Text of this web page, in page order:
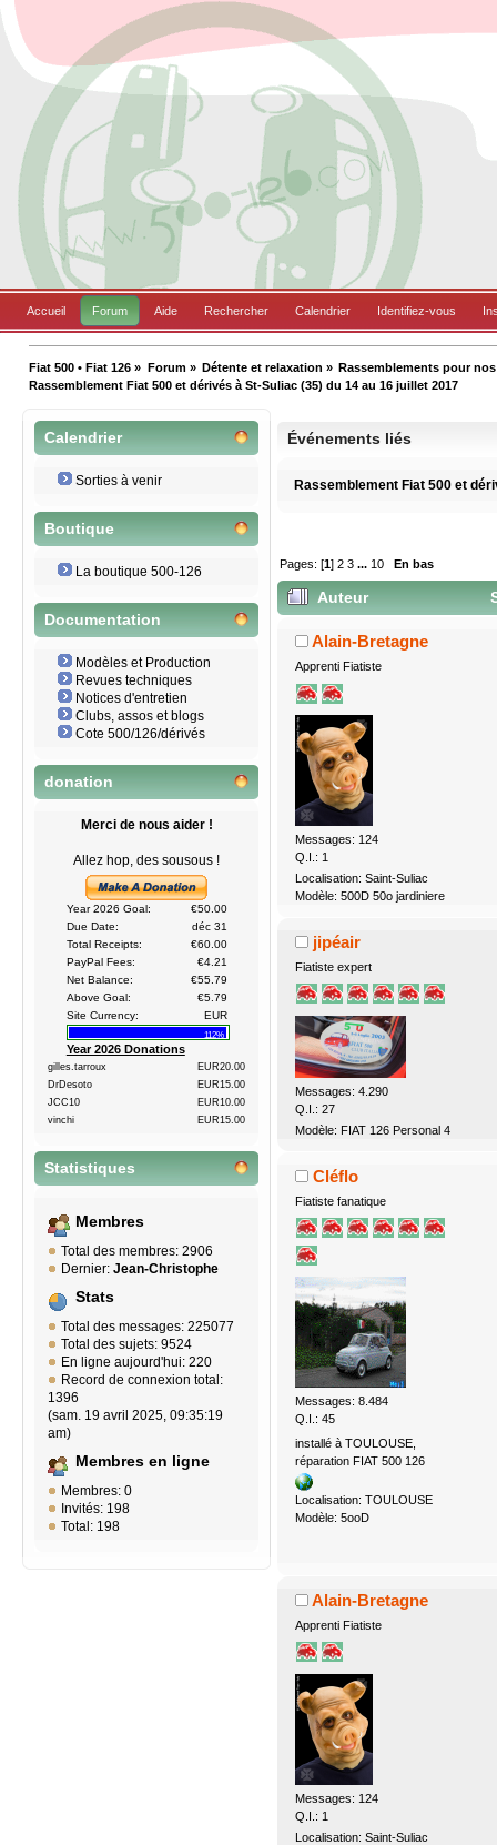
Accueil Forum Aide Rechercher Calendrier Identifiez-vous
Fiat 500 • Fiat 126 » Forum» Détente et relaxation » Rassemblements pour
Rassemblement Fiat 500 et dérivés à St-Suliac (35) du 14 au 16 juillet 2017
Calendrier
Sorties à venir
Boutique
La boutique 500-126
Documentation
Modèles et Production
Revues techniques
Notices d'entretien
Clubs, assos et blogs
Cote 500/126/dérivés
donation
Merci de nous aider !
Allez hop, des sousous !
Year 2026 Goal:
€50.00
Due Date:
déc 31
Total Receipts:
€60.00
PayPal Fees:
€4.21
Net Balance:
€55.79
Above Goal:
€5.79
Site Currency:
EUR
112%
Year 2026 Donations
gilles.tarroux
EUR20.00
DrDesoto
EUR15.00
JCC10
EUR10.00
vinchi
EUR15.00
Statistiques
Membres
Total des membres: 2906
Dernier: Jean-Christophe
Stats
Total des messages: 225077
Total des sujets: 9524
En ligne aujourd'hui: 220
Record de connexion total:
1396
(sam. 19 avril 2025, 09:35:19
am)
Membres en ligne
Membres: 0
Invités: 198
Total: 198
Événements liés
Rassemblement Fiat 500 et
Pages: [1]2 3 ... 10 En bas
Auteur
juillet 2017 (Lu 39517 fois)
Alain-Bretagne
Apprenti Fiatiste
Messages: 124
Q.I.: 1
Localisation: Saint-Suliac
Modèle: 500D 50o jardiniere
jipéair
Fiatiste expert
Messages: 4.290
Q.I.: 27
Modèle: FIAT 126 Personal 4
Cléflo
Fiatiste fanatique
Messages: 8.484
Q.I.: 45
installé à TOULOUSE,
réparation FIAT 500 126
Localisation: TOULOUSE
Modèle: 5ooD
Alain-Bretagne
Apprenti Fiatiste
Messages: 124
Q.I.: 1
Localisation: Saint-Suliac